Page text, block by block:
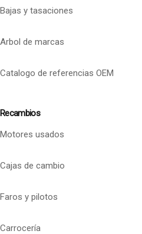
Bajas y tasaciones
Arbol de marcas
Catalogo de referencias OEM
Recambios
Motores usados
Cajas de cambio
Faros y pilotos
Carrocería